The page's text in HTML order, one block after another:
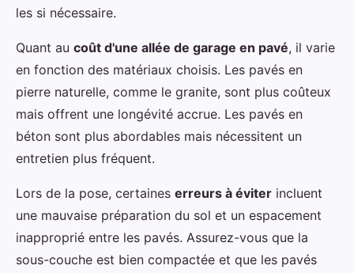
les si nécessaire.
Quant au coût d'une allée de garage en pavé, il varie
en fonction des matériaux choisis. Les pavés en
pierre naturelle, comme le granite, sont plus coûteux
mais offrent une longévité accrue. Les pavés en
béton sont plus abordables mais nécessitent un
entretien plus fréquent.
Lors de la pose, certaines erreurs à éviter incluent
une mauvaise préparation du sol et un espacement
inapproprié entre les pavés. Assurez-vous que la
sous-couche est bien compactée et que les pavés